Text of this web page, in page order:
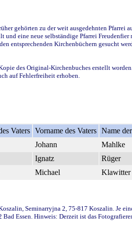
gehörten zu der weit ausgedehnten Pfarrei
eine neue selbständige Pfarrei
entsprechenden Kirchenbüchern gesucht
des Original-Kirchenbuches erstellt
auf Fehlerfreiheit erhoben.
Vaters Vorname des Vaters Name
Johann Mahlke
Ignatz Rüger
Michael Klawitter
Seminarryjna 2, 75-817 Koszalin. Je
Essen. Hinweis: Derzeit ist das